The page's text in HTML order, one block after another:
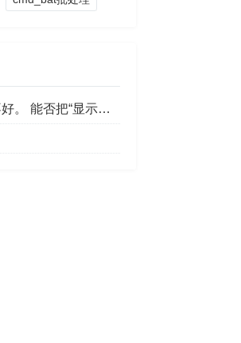
余部分”做成链接，点击即可阅读全文？